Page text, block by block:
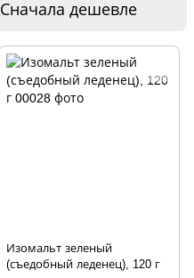
Сначала дешевле
Изомальт зеленый
(съедобный леденец), 120 г